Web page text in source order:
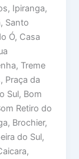
Ipiranga,
Santo
Ó, Casa
Treme
Praça da
Sul, Bom
Retiro do
Brochier,
do Sul,